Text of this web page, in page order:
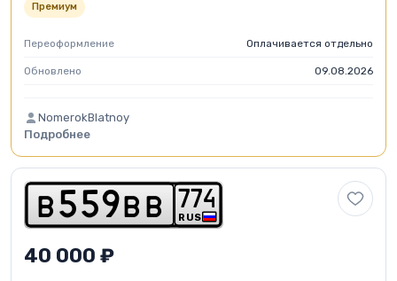
Премиум
Переоформление Оплачивается отдельно
Обновлено 09.08.2026
NomerokBlatnoy
Подробнее
b 5 5 9 b b RUS
7 74
40 000 ₽